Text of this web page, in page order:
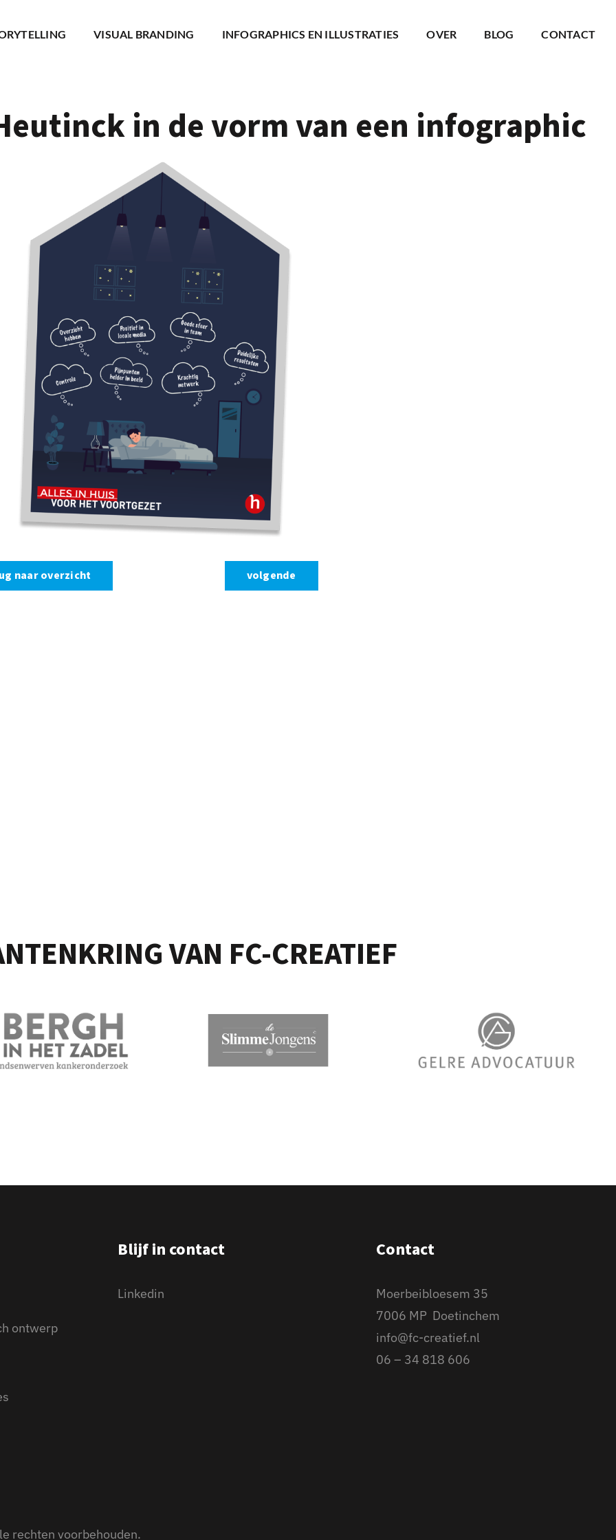
VISUAL BRANDING INFOGRAPHICS EN ILLUSTRATIES OVER BLOG CONTACT
in de vorm van een infographic
naar overzicht volgende
VAN FC-CREATIEF
ontwerp
Blijf in contact
Linkedin
Contact
Moerbeibloesem 35
7006 MP Doetinchem
info@fc-creatief.nl
06 – 34 818 606
rechten voorbehouden.